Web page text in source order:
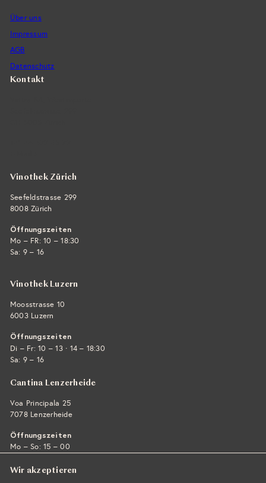
Über uns
Impressum
AGB
Datenschutz
Kontakt
Vinothek Zürich
Seefeldstrasse 299
8008 Zürich
Öffnungszeiten
Mo – FR: 10 – 18:30
Sa: 9 – 16
Vinothek Luzern
Moosstrasse 10
6003 Luzern
Öffnungszeiten
Di – Fr: 10 – 13 · 14 – 18:30
Sa: 9 – 16
Cantina Lenzerheide
Voa Principala 25
7078 Lenzerheide
Öffnungszeiten
Mo – So: 15 – 00
Wir akzeptieren